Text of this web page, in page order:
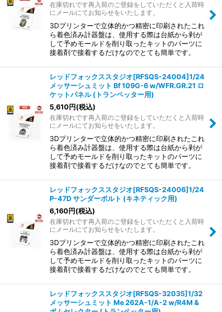
在庫切れです再入荷のご登録をしていただくと入荷時
にメールにてお知らせをいたします。
3Dプリンターで立体的かつ精密に印刷されたこれ
ら着色済み計器盤は、使用する際は台紙から剥が
して予めモールドを削り取ったキットのパーツに
接着剤で接着するだけなのでとても簡単です。
レッドフォックススタジオ[RFSQS-24004]1/24
メッサーシュミット Bf 109G-6 w/WFR.GR.21 ロ
ケットパネル (トランペッター用)
5,610円(税込)
在庫切れです再入荷のご登録をしていただくと入荷時
にメールにてお知らせをいたします。
3Dプリンターで立体的かつ精密に印刷されたこれ
ら着色済み計器盤は、使用する際は台紙から剥が
して予めモールドを削り取ったキットのパーツに
接着剤で接着するだけなのでとても簡単です。
レッドフォックススタジオ[RFSQS-24006]1/24
P-47D サンダーボルト (キネティック用)
6,160円(税込)
在庫切れです再入荷のご登録をしていただくと入荷時
にメールにてお知らせをいたします。
3Dプリンターで立体的かつ精密に印刷されたこれ
ら着色済み計器盤は、使用する際は台紙から剥が
して予めモールドを削り取ったキットのパーツに
接着剤で接着するだけなのでとても簡単です。
レッドフォックススタジオ[RFSQS-32035]1/32
メッサーシュミット Me 262A-1/A-2 w/R4M &